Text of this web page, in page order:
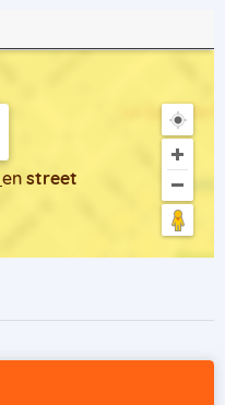
en street